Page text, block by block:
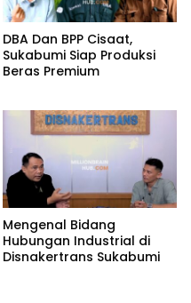
DBA Dan BPP Cisaat,
Sukabumi Siap Produksi
Beras Premium
Mengenal Bidang
Hubungan Industrial di
Disnakertrans Sukabumi